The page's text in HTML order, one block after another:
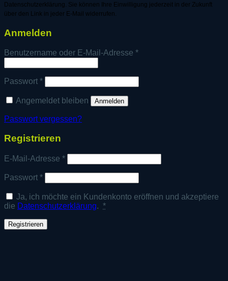
Datenschutzerklärung. Sie können Ihre Einwilligung jederzeit in der Zukunft
über den Link in jeder E-Mail widerrufen.
Anmelden
Benutzername oder E-Mail-Adresse *Erforderlich
Passwort *Erforderlich
Angemeldet bleiben Anmelden
Passwort vergessen?
Registrieren
E-Mail-Adresse *Erforderlich
Passwort *Erforderlich
Ja, ich möchte ein Kundenkonto eröffnen und akzeptiere
die Datenschutzerklärung. *
Registrieren